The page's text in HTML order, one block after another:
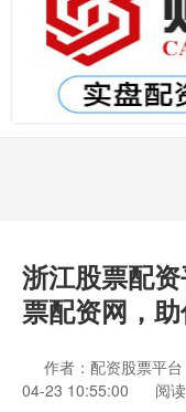
浙江股票配
票配资网，
作者：配资股票平台
04-23 10:55:00
阅